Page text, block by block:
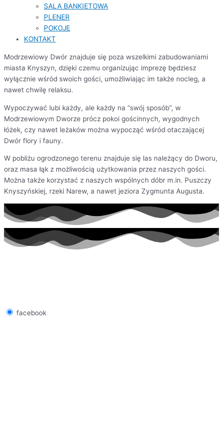
SALA BANKIETOWA
PLENER
POKOJE
KONTAKT
Modrzewiowy Dwór znajduje się poza wszelkimi zabudowaniami
miasta Knyszyn, dzięki czemu organizując imprezę będziesz
wyłącznie wśród swoich gości, umożliwiając im także nocleg, a
nawet chwilę relaksu.
Wypoczywać lubi każdy, ale każdy na “swój sposób”, w
Modrzewiowym Dworze prócz pokoi gościnnych, wygodnych
łóżek, czy nawet leżaków można wypocząć wśród otaczającej
Dwór flory i fauny.
W pobliżu ogrodzonego terenu znajduje się las należący do Dworu,
oraz masa łąk z możliwością użytkowania przez naszych gości.
Można także korzystać z naszych wspólnych dóbr m.in. Puszczy
Knyszyńskiej, rzeki Narew, a nawet jeziora Zygmunta Augusta.
facebook